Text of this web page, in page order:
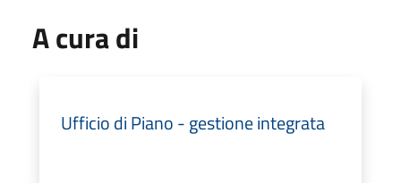
A cura di
Ufficio di Piano - gestione integrata